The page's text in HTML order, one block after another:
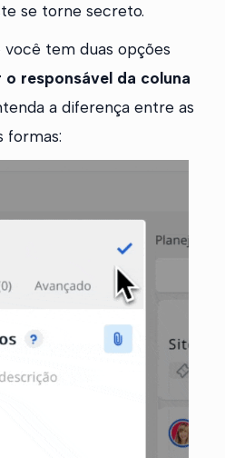
se torne secreto.
tem duas opções
o responsável da coluna
a diferença entre as
formas: